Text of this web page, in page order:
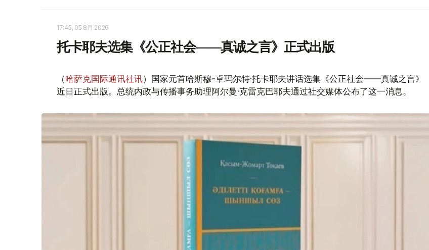
17:45, 05 8月 2026
托卡耶夫选集《公正社会——真诚之言》正式出版
（哈萨克国际通讯社讯）国家元首哈斯穆-卓玛尔特·托卡耶夫讲话选集《公正社会——真诚之言》
近日正式出版。总统内政与传播事务助理阿尔曼·克雷克巴耶夫通过社交媒体公布了这一消息。